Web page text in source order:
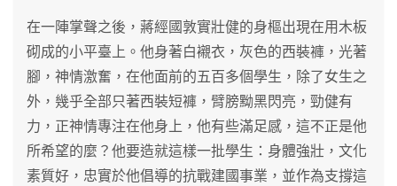
在一陣掌聲之後，蔣經國敦實壯健的身樞出現在用木板
砌成的小平臺上。他身著白襯衣，灰色的西裝褲，光著
腳，神情激奮，在他面前的五百多個學生，除了女生之
外，幾乎全部只著西裝短褲，臂膀黝黑閃亮，勁健有
力，正神情專注在他身上，他有些滿足感，這不正是他
所希望的麼？他要造就這樣一批學生：身體強壯，文化
素質好，忠實於他倡導的抗戰建國事業，並作為支撐這